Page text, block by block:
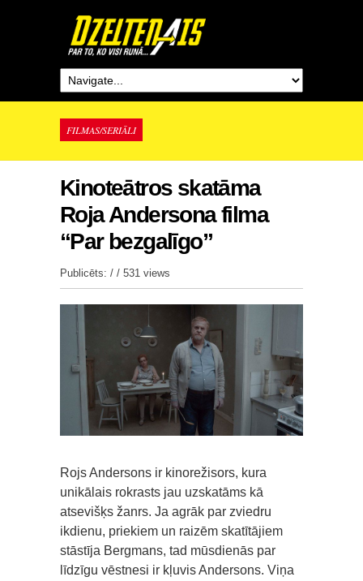
FILMAS/SERIĀLI
Kinoteātros skatāma
Roja Andersona filma
“Par bezgalīgo”
Publicēts: / / 531 views
Rojs Andersons ir kinorežisors, kura
unikālais rokrasts jau uzskatāms kā
atsevišķs žanrs. Ja agrāk par zviedru
ikdienu, priekiem un raizēm skatītājiem
stāstīja Bergmans, tad mūsdienās par
līdzīgu vēstnesi ir kļuvis Andersons. Viņa